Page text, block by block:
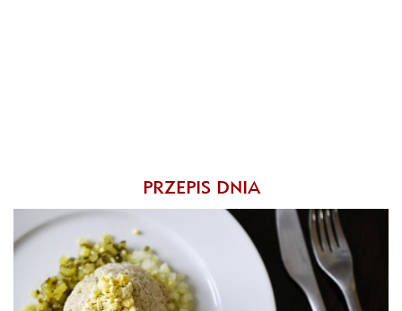
PRZEPIS DNIA